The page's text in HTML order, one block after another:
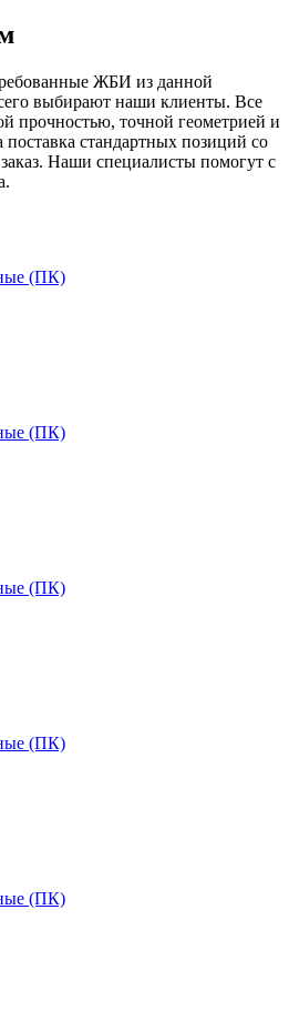
ЖБИ из данной
выбирают наши клиенты. Все
прочностью, точной геометрией и
стандартных позиций со
Наши специалисты помогут с
(ПК)
(ПК)
(ПК)
(ПК)
(ПК)